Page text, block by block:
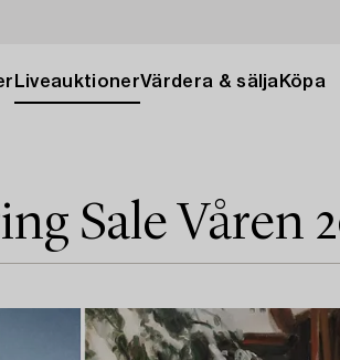
LiveauktionerVärdera & sälja Köpa
Sale Våren